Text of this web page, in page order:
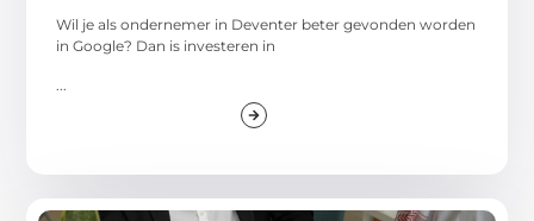
Wil je als ondernemer in Deventer beter gevonden worden
in Google? Dan is investeren in